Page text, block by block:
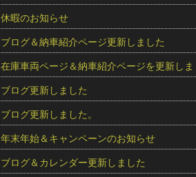
休暇のお知らせ
ブログ＆納車紹介ページ更新しました
在庫車両ページ＆納車紹介ページを更新し
ブログ更新しました
ブログ更新しました。
年末年始＆キャンペーンのお知らせ
ブログ＆カレンダー更新しました